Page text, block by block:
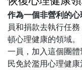
作為一個非營利的心
員和捐款去執行任
頓心理健康的領域
一員，加入這個團
民免於濫用心理健康